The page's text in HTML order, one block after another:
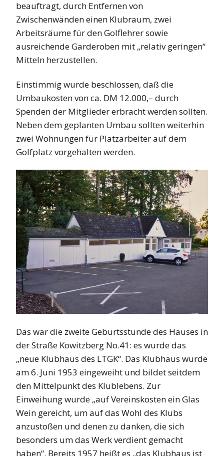
beauftragt, durch Entfernen von
Zwischenwänden einen Klubraum, zwei
Arbeitsräume für den Golflehrer sowie
ausreichende Garderoben mit „relativ geringen“
Mitteln herzustellen.
Einstimmig wurde beschlossen, daß die
Umbaukosten von ca. DM 12.000,– durch
Spenden der Mitglieder erbracht werden sollten.
Neben dem geplanten Umbau sollten weiterhin
zwei Wohnungen für Platzarbeiter auf dem
Golfplatz vorgehalten werden.
Das war die zweite Geburtsstunde des Hauses in
der Straße Kowitzberg No.41: es wurde das
„neue Klubhaus des LTGK“. Das Klubhaus wurde
am 6. Juni 1953 eingeweiht und bildet seitdem
den Mittelpunkt des Klublebens. Zur
Einweihung wurde „auf Vereinskosten ein Glas
Wein gereicht, um auf das Wohl des Klubs
anzustoßen und denen zu danken, die sich
besonders um das Werk verdient gemacht
haben“. Bereits 1957 heißt es „das Klubhaus ist